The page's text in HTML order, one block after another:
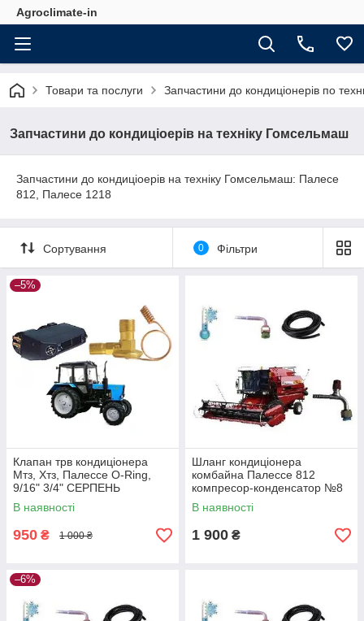
Agroclimate-in
Товари та послуги Запчастини до кондиціонерів по
Запчастини до кондиціоерів на техніку Гомсельмаш
Запчастини до кондиціоерів на техніку Гомсельмаш: Палесе
812, Палесе 1218
Сортування 0 Фільтри
–5%
Клапан трв кондиціонера
Мтз, Хтз, Палессе O-Ring,
9/16" 3/4" СЕРПЕНЬ
Зменшена різьба
В наявності
950 ₴ 1 000 ₴
Шланг кондиціонера
комбайна Палессе 812
компресор-конденсатор №8
10 мм. 3600 мм (05-070100-
00)
В наявності
1 900 ₴
–6%